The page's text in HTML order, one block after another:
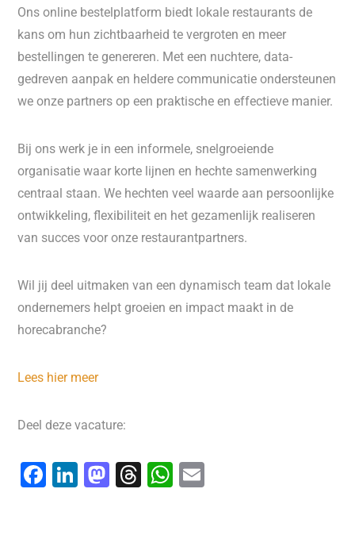
Ons online bestelplatform biedt lokale restaurants de
kans om hun zichtbaarheid te vergroten en meer
bestellingen te genereren. Met een nuchtere, data-
gedreven aanpak en heldere communicatie ondersteunen
we onze partners op een praktische en effectieve manier.
Bij ons werk je in een informele, snelgroeiende
organisatie waar korte lijnen en hechte samenwerking
centraal staan. We hechten veel waarde aan persoonlijke
ontwikkeling, flexibiliteit en het gezamenlijk realiseren
van succes voor onze restaurantpartners.
Wil jij deel uitmaken van een dynamisch team dat lokale
ondernemers helpt groeien en impact maakt in de
horecabranche?
Lees hier meer
Deel deze vacature:
F
Li M T
W